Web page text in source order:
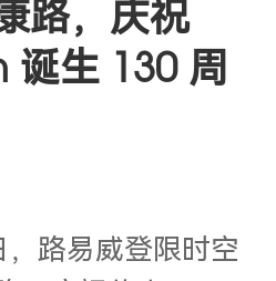
路，庆祝
生 130 周
路易威登限时空